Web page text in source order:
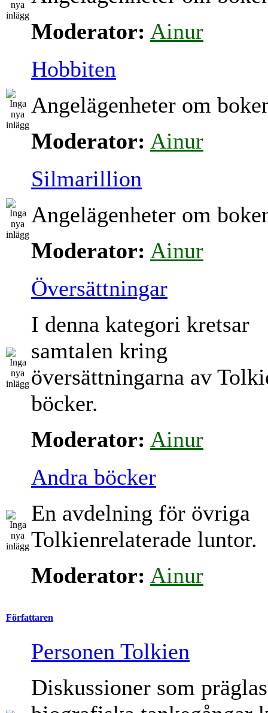
Moderator: Ainur
Hobbiten
Angelägenheter om
Moderator: Ainur
Silmarillion
Angelägenheter om
Moderator: Ainur
Översättningar
I denna kategori kretsar
samtalen kring
översättningarna av
böcker.
Moderator: Ainur
Andra böcker
En avdelning för övriga
Tolkienrelaterade luntor.
Moderator: Ainur
Författaren
Personen Tolkien
Diskussioner som